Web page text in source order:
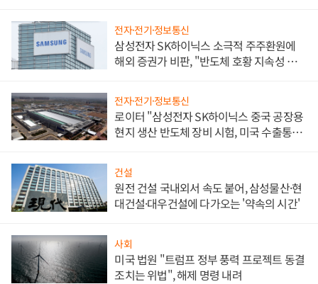
전자·전기·정보통신
삼성전자 SK하이닉스 소극적 주주환원에
해외 증권가 비판, "반도체 호황 지속성 의
전자·전기·정보통신
로이터 "삼성전자 SK하이닉스 중국 공장용
현지 생산 반도체 장비 시험, 미국 수출통제
건설
원전 건설 국내외서 속도 붙어, 삼성물산·현
대건설·대우건설에 다가오는 '약속의 시간'
사회
미국 법원 "트럼프 정부 풍력 프로젝트 동결
조치는 위법", 해제 명령 내려